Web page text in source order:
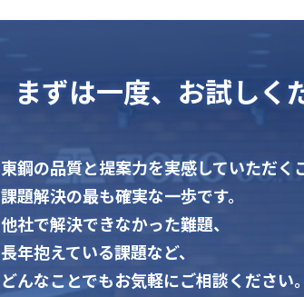
まずは一度、お試しく
東鋼の品質と提案力を実感していただく
課題解決の最も確実な一歩です。
他社で解決できなかった難題、
長年抱えている課題など、
どんなことでもお気軽にご相談ください。